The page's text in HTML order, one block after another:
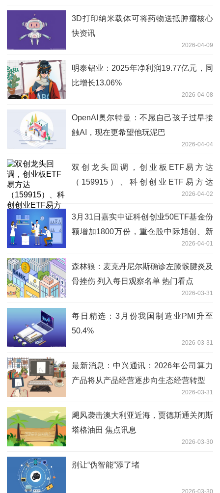
3D打印纳米载体可将药物送抵肿瘤核心
快资讯
2026-04-09
明泰铝业：2025年净利润19.77亿元，同
比增长13.06%
2026-04-08
OpenAI奥尔特曼：不愿自己孩子过早接
触AI，现在更希望他玩泥巴
2026-04-04
双创龙头回调，创业板ETF易方达
（159915）、科创创业ETF易方达
2026-04-02
3月31日嘉实中证科创创业50ETF基金份
额增加1800万份，重仓股中际旭创、新
2026-04-01
森林狼：麦克丹尼尔斯确诊左膝髌腱炎及
骨挫伤 列入每日观察名单 热门看点
2026-03-31
每日精选：3月份我国制造业PMI升至
50.4%
2026-03-31
最新消息：中兴通讯：2026年公司算力
产品将从产品经营逐步向生态经营转型
2026-03-31
飓风袭击澳大利亚近海，贾德斯通关闭斯
塔格油田 焦点讯息
2026-03-30
别让“伪智能”添了堵